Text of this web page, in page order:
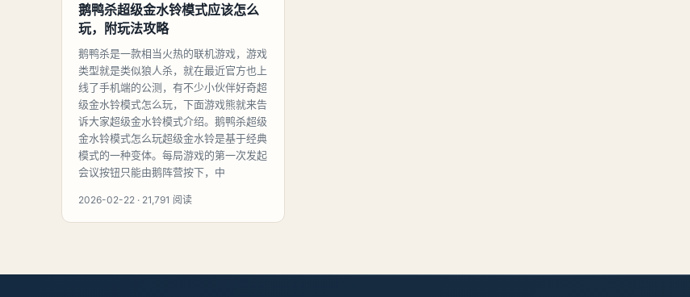
鹅鸭杀超级金水铃模式应该怎么
玩，附玩法攻略
鹅鸭杀是一款相当火热的联机游戏，游戏
类型就是类似狼人杀，就在最近官方也上
线了手机端的公测，有不少小伙伴好奇超
级金水铃模式怎么玩，下面游戏熊就来告
诉大家超级金水铃模式介绍。鹅鸭杀超级
金水铃模式怎么玩超级金水铃是基于经典
模式的一种变体。每局游戏的第一次发起
会议按钮只能由鹅阵营按下，中
2026-02-22 · 21,791 阅读